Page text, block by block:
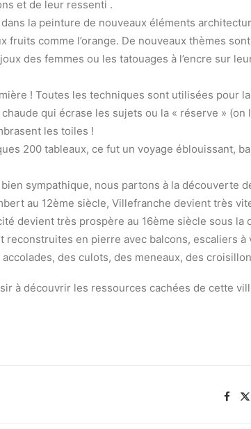
et de leur ressenti .
la peinture de nouveaux éléments
fruits comme l’orange. De nouveaux thèmes
des femmes ou les tatouages à l’encre sur
! Toutes les techniques sont utilisées pour
qui écrase les sujets ou la « réserve »
les toiles !
200 tableaux, ce fut un voyage éblouissant,
sympathique, nous partons à la découverte
au 12ème siècle, Villefranche devient très
devient très prospère au 16ème siècle sous
reconstruites en pierre avec balcons, escaliers à
accolades, des culots, des meneaux, des
à découvrir les ressources cachées de cette